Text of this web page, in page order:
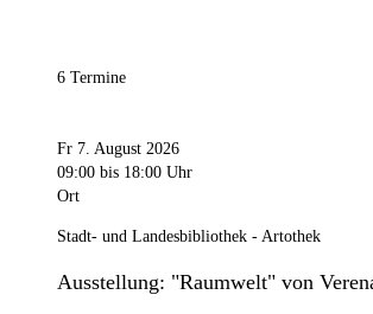
6 Termine
Fr 7. August 2026
09:00 bis 18:00 Uhr
Ort
Stadt- und Landesbibliothek - Artothek
Ausstellung: "Raumwelt" von